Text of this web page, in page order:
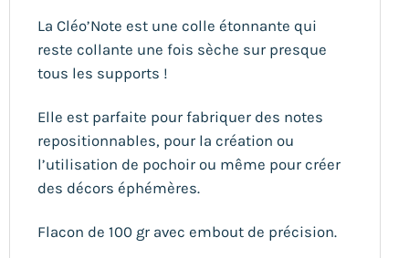
La Cléo’Note est une colle étonnante qui
reste collante une fois sèche sur presque
tous les supports !
Elle est parfaite pour fabriquer des notes
repositionnables, pour la création ou
l’utilisation de pochoir ou même pour créer
des décors éphémères.
Flacon de 100 gr avec embout de précision.